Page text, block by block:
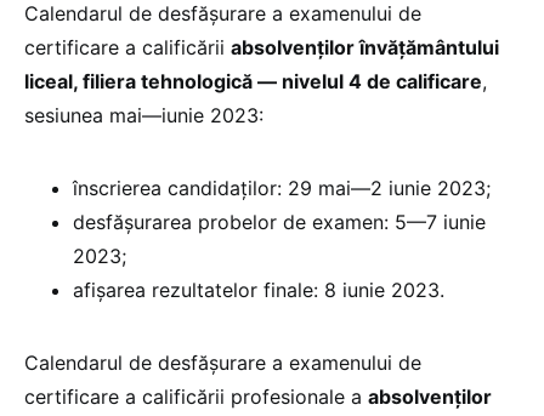
Calendarul de desfășurare a examenului de
certificare a calificării absolvenților învățământului
liceal, filiera tehnologică — nivelul 4 de calificare,
sesiunea mai—iunie 2023:
înscrierea candidaților: 29 mai—2 iunie 2023;
desfășurarea probelor de examen: 5—7 iunie
2023;
afișarea rezultatelor finale: 8 iunie 2023.
Calendarul de desfășurare a examenului de
certificare a calificării profesionale a absolvenților